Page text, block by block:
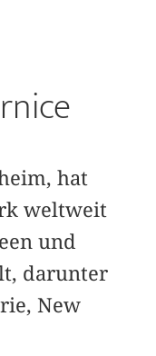
hat
weltweit
und
darunter
New